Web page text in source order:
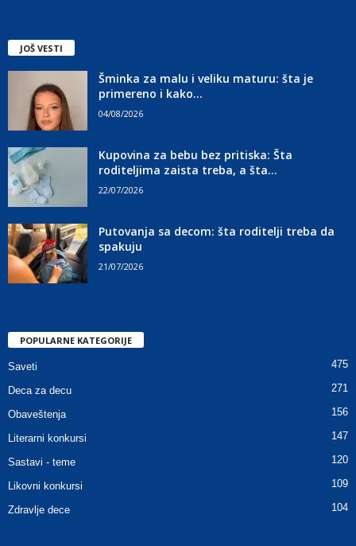
JOŠ VESTI
Šminka za malu i veliku maturu: šta je
primereno i kako...
04/08/2026
Kupovina za bebu bez pritiska: Šta
roditeljima zaista treba, a šta...
22/07/2026
Putovanja sa decom: šta roditelji treba da
spakuju
21/07/2026
POPULARNE KATEGORIJE
Saveti 475
Deca za decu 271
Obaveštenja 156
Literarni konkursi 147
Sastavi - teme 120
Likovni konkursi 109
Zdravlje dece 104